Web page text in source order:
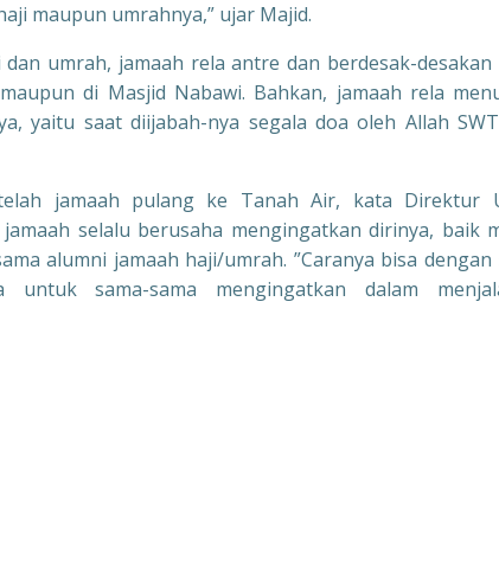
maupun umrahnya,” ujar Majid.
umrah, jamaah rela antre dan berdesak-
di Masjid Nabawi. Bahkan, jamaah rela
yaitu saat diijabah-nya segala doa oleh Allah
jamaah pulang ke Tanah Air, kata Direktur
selalu berusaha mengingatkan dirinya, baik
alumni jamaah haji/umrah. ”Caranya bisa dengan
sama-sama mengingatkan dalam